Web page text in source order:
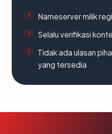
Nameserver milik
Selalu verifikasi
Tidak ada ulasan
yang tersedia